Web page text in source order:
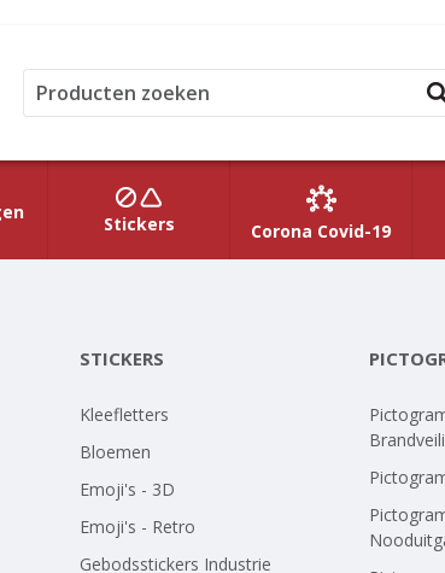
Stickers Corona Covid-19
STICKERS
Kleefletters
Bloemen
Emoji's - 3D
Emoji's - Retro
Gebodsstickers Industrie